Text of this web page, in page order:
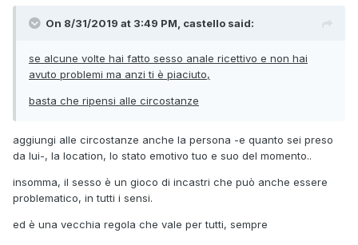
On 8/31/2019 at 3:49 PM, castello said:
se alcune volte hai fatto sesso anale ricettivo e non hai
avuto problemi ma anzi ti è piaciuto,
basta che ripensi alle circostanze
aggiungi alle circostanze anche la persona -e quanto sei preso
da lui-, la location, lo stato emotivo tuo e suo del momento..
insomma, il sesso è un gioco di incastri che può anche essere
problematico, in tutti i sensi.
ed è una vecchia regola che vale per tutti, sempre